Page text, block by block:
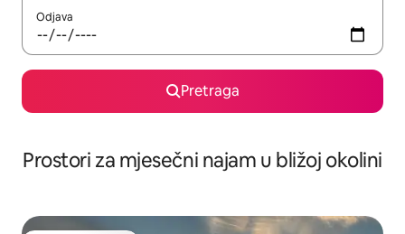
Odjava
Pretraga
Prostori za mjesečni najam u bližoj okolini